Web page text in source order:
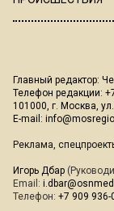
Главный редактор:
Телефон редакции:
101000, г. Москва,
E-mail:
Реклама,
Игорь Дбар
Email:
Телефон: +7 909 936-